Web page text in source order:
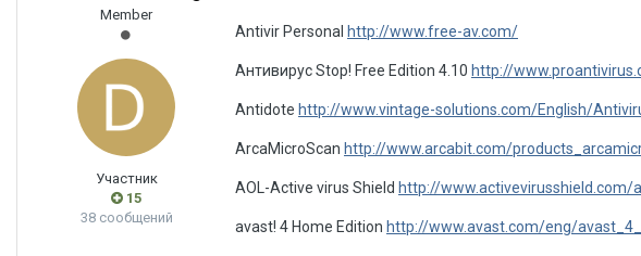
Member
Участник
15
38 сообщений
Antivir Personal http://www.free-av.com/
Антивирус Stop! Free Edition 4.10 http://
Antidote http://www.vintage-solutions.com/English/
ArcaMicroScan http://www.arcabit.com/
AOL-Active virus Shield http://
avast! 4 Home Edition http://www.avast.com/eng/